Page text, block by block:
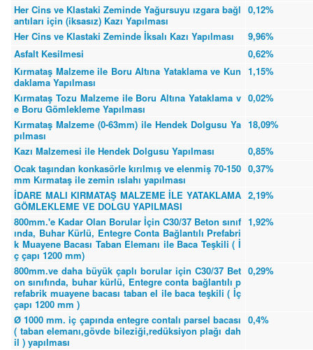
Her Cins ve Klastaki Zeminde Yağursuyu ızgara bağl
antıları için (iksasız) Kazı Yapılması
0,12%
Her Cins ve Klastaki Zeminde İksalı Kazı Yapılması
9,96%
Asfalt Kesilmesi
0,62%
Kırmataş Malzeme ile Boru Altına Yataklama ve Kun
daklama Yapılması
1,15%
Kırmataş Tozu Malzeme ile Boru Altına Yataklama v
e Boru Gömlekleme Yapılması
0,02%
Kırmataş Malzeme (0-63mm) ile Hendek Dolgusu Ya
pılması
18,09%
Kazı Malzemesi ile Hendek Dolgusu Yapılması
0,85%
Ocak taşından konkasörle kırılmış ve elenmiş 70-150
mm Kırmataş ile zemin ıslahı yapılması
0,37%
İDARE MALI KIRMATAŞ MALZEME İLE YATAKLAMA
GÖMLEKLEME VE DOLGU YAPILMASI
2,19%
800mm.'e Kadar Olan Borular İçin C30/37 Beton sınıf
ında, Buhar Kürlü, Entegre Conta Bağlantılı Prefabri
k Muayene Bacası Taban Elemanı ile Baca Teşkili ( İ
ç çapı 1200 mm)
1,92%
800mm.ve daha büyük çaplı borular için C30/37 Bet
on sınıfında, buhar kürlü, Entegre conta bağlantılı p
refabrik muayene bacası taban el ile baca teşkili ( İç
çapı 1200 mm )
0,29%
Ø 1000 mm. iç çapında entegre contalı parsel bacası
( taban elemanı,gövde bileziği,redüksiyon plağı dah
il ) yapılması
0,4%